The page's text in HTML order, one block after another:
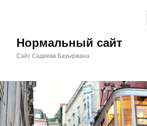
Нормальный сайт
Сайт Садиева Бауыржана